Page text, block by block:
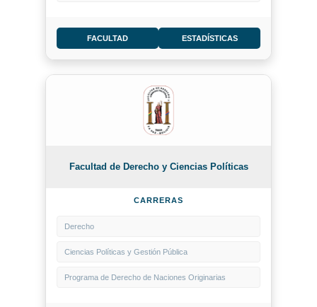
FACULTAD ESTADÍSTICAS
Facultad de Derecho y Ciencias Políticas
CARRERAS
Derecho
Ciencias Políticas y Gestión Pública
Programa de Derecho de Naciones Originarias